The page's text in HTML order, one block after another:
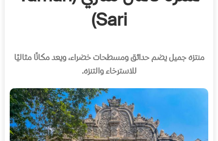
Sari)
منتزه جميل يضم حدائق ومسطحات خضراء، ويعد مكانًا مثاليًا
للاسترخاء والتنزه.